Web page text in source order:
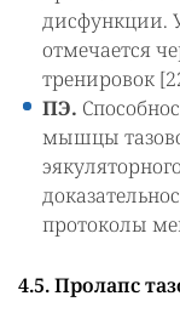
дисфункции.
отмечается
тренировок
ПЭ.
мышцы
протоколы
4.5. Пролапс